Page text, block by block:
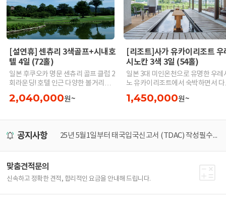
[설연휴] 센츄리 3색골프+시내호
텔 4일 (72홀)
일본 후쿠오카 명문 센츄리 골프 클럽 2
회라운딩! 호텔 인근 다양한 볼거리와
2,040,000원~
[리조트]사가 유카이리조트 우
시노칸 3색 3일 (54홀)
일본 3대 미인온천으로 유명한 우레
노 유카이리조트에서 숙박하면서
탕과 호텔조식뷔페와 바이킹석식으
1,450,000원~
공지사항 25년 5월1일부터 태국입국신고서 (TDAC) 작성필수! 가장 쉽게 작성하는 방법 [25년 최신] 비지트재팬 가장 쉽게 등록하는 방
맞춤견적문의
신속하고 정확한 견적, 합리적인 요금을 안내해 드립니다.